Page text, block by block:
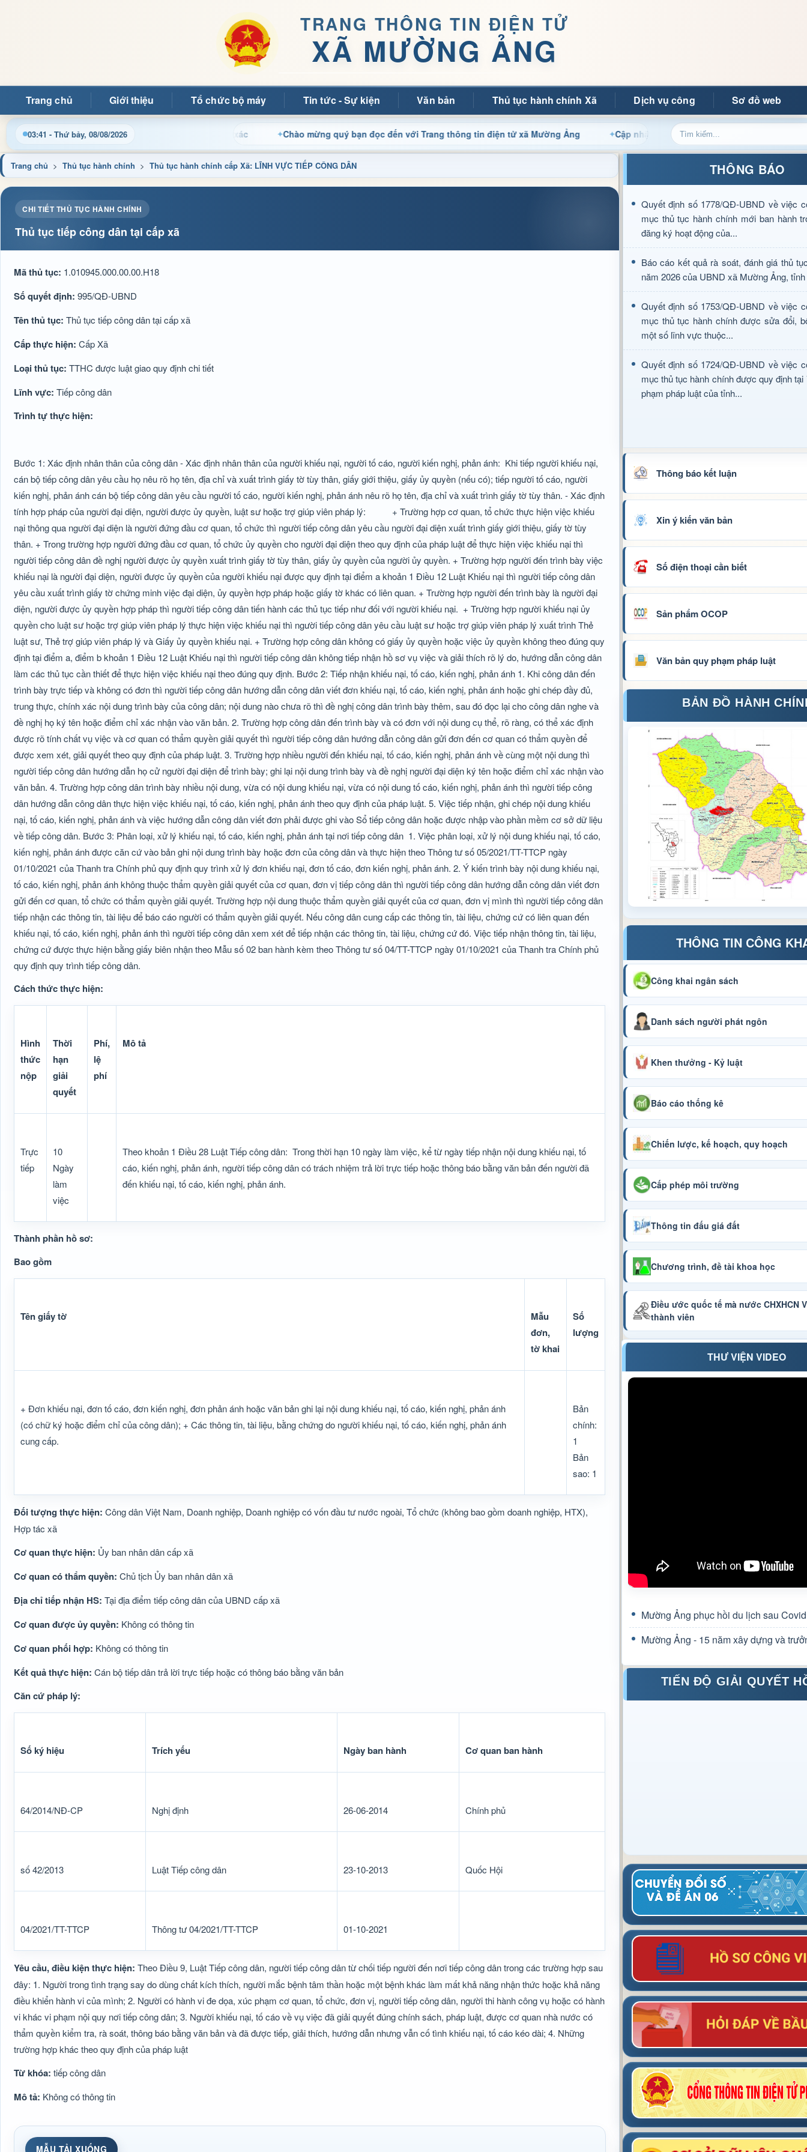
TRANG THÔNG TIN ĐIỆN TỬ
XÃ MƯỜNG ẢNG
Trang chủ Giới thiệu Tổ chức bộ máy Tin tức - Sự kiện Văn bản Thủ tục hành chính Xã Dịch vụ công Sơ đồ web
03:41 - Thứ bảy, 08/08/2026 Chào mừng quý bạn đọc đến với Trang thông tin điện tử xã Mường Ảng Cập nhật thông tin điều hành, thủ tục hành chính và
Trang chủ > Thủ tục hành chính > Thủ tục hành chính cấp Xã: LĨNH VỰC TIẾP CÔNG DÂN
CHI TIẾT THỦ TỤC HÀNH CHÍNH
Thủ tục tiếp công dân tại cấp xã
Mã thủ tục: 1.010945.000.00.00.H18
Số quyết định: 995/QĐ-UBND
Tên thủ tục: Thủ tục tiếp công dân tại cấp xã
Cấp thực hiện: Cấp Xã
Loại thủ tục: TTHC được luật giao quy định chi tiết
Lĩnh vực: Tiếp công dân
Trình tự thực hiện:
Bước 1: Xác định nhân thân của công dân - Xác định nhân thân của người khiếu nại, người tố cáo, người kiến nghị, phản ánh: Khi tiếp người khiếu nại,
cán bộ tiếp công dân yêu cầu họ nêu rõ họ tên, địa chỉ và xuất trình giấy tờ tùy thân, giấy giới thiệu, giấy ủy quyền (nếu có); tiếp người tố cáo, người
kiến nghị, phản ánh cán bộ tiếp công dân yêu cầu người tố cáo, người kiến nghị, phản ánh nêu rõ họ tên, địa chỉ và xuất trình giấy tờ tùy thân. - Xác định
tính hợp pháp của người đại diện, người được ủy quyền, luật sư hoặc trợ giúp viên pháp lý:
+ Trường hợp cơ quan, tổ chức thực hiện việc khiếu
nại thông qua người đại diện là người đứng đầu cơ quan, tổ chức thì người tiếp công dân yêu cầu người đại diện xuất trình giấy giới thiệu, giấy tờ tùy
thân. + Trong trường hợp người đứng đầu cơ quan, tổ chức ủy quyền cho người đại diện theo quy định của pháp luật để thực hiện việc khiếu nại thì
người tiếp công dân đề nghị người được ủy quyền xuất trình giấy tờ tùy thân, giấy ủy quyền của người ủy quyền. + Trường hợp người đến trình bày việc
khiếu nại là người đại diện, người được ủy quyền của người khiếu nại được quy định tại điểm a khoản 1 Điều 12 Luật Khiếu nại thì người tiếp công dân
yêu cầu xuất trình giấy tờ chứng minh việc đại diện, ủy quyền hợp pháp hoặc giấy tờ khác có liên quan. + Trường hợp người đến trình bày là người đại
diện, người được ủy quyền hợp pháp thì người tiếp công dân tiến hành các thủ tục tiếp như đối với người khiếu nại. + Trường hợp người khiếu nại ủy
quyền cho luật sư hoặc trợ giúp viên pháp lý thực hiện việc khiếu nại thì người tiếp công dân yêu cầu luật sư hoặc trợ giúp viên pháp lý xuất trình Thẻ
luật sư, Thẻ trợ giúp viên pháp lý và Giấy ủy quyền khiếu nại. + Trường hợp công dân không có giấy ủy quyền hoặc việc ủy quyền không theo đúng quy
định tại điểm a, điểm b khoản 1 Điều 12 Luật Khiếu nại thì người tiếp công dân không tiếp nhận hồ sơ vụ việc và giải thích rõ lý do, hướng dẫn công dân
làm các thủ tục cần thiết để thực hiện việc khiếu nại theo đúng quy định. Bước 2: Tiếp nhận khiếu nại, tố cáo, kiến nghị, phản ánh 1. Khi công dân đến
trình bày trực tiếp và không có đơn thì người tiếp công dân hướng dẫn công dân viết đơn khiếu nại, tố cáo, kiến nghị, phản ánh hoặc ghi chép đầy đủ,
trung thực, chính xác nội dung trình bày của công dân; nội dung nào chưa rõ thì đề nghị công dân trình bày thêm, sau đó đọc lại cho công dân nghe và
đề nghị họ ký tên hoặc điểm chỉ xác nhận vào văn bản. 2. Trường hợp công dân đến trình bày và có đơn với nội dung cụ thể, rõ ràng, có thể xác định
được rõ tính chất vụ việc và cơ quan có thẩm quyền giải quyết thì người tiếp công dân hướng dẫn công dân gửi đơn đến cơ quan có thẩm quyền để
được xem xét, giải quyết theo quy định của pháp luật. 3. Trường hợp nhiều người đến khiếu nại, tố cáo, kiến nghị, phản ánh về cùng một nội dung thì
người tiếp công dân hướng dẫn họ cử người đại diện để trình bày; ghi lại nội dung trình bày và đề nghị người đại diện ký tên hoặc điểm chỉ xác nhận vào
văn bản. 4. Trường hợp công dân trình bày nhiều nội dung, vừa có nội dung khiếu nại, vừa có nội dung tố cáo, kiến nghị, phản ánh thì người tiếp công
dân hướng dẫn công dân thực hiện việc khiếu nại, tố cáo, kiến nghị, phản ánh theo quy định của pháp luật. 5. Việc tiếp nhận, ghi chép nội dung khiếu
nại, tố cáo, kiến nghị, phản ánh và việc hướng dẫn công dân viết đơn phải được ghi vào Sổ tiếp công dân hoặc được nhập vào phần mềm cơ sở dữ liệu
về tiếp công dân. Bước 3: Phân loại, xử lý khiếu nại, tố cáo, kiến nghị, phản ánh tại nơi tiếp công dân 1. Việc phân loại, xử lý nội dung khiếu nại, tố cáo,
kiến nghị, phản ánh được căn cứ vào bản ghi nội dung trình bày hoặc đơn của công dân và thực hiện theo Thông tư số 05/2021/TT-TTCP ngày
01/10/2021 của Thanh tra Chính phủ quy định quy trình xử lý đơn khiếu nại, đơn tố cáo, đơn kiến nghị, phản ánh. 2. Ý kiến trình bày nội dung khiếu nại,
tố cáo, kiến nghị, phản ánh không thuộc thẩm quyền giải quyết của cơ quan, đơn vị tiếp công dân thì người tiếp công dân hướng dẫn công dân viết đơn
gửi đến cơ quan, tổ chức có thẩm quyền giải quyết. Trường hợp nội dung thuộc thẩm quyền giải quyết của cơ quan, đơn vị mình thì người tiếp công dân
tiếp nhận các thông tin, tài liệu để báo cáo người có thẩm quyền giải quyết. Nếu công dân cung cấp các thông tin, tài liệu, chứng cứ có liên quan đến
khiếu nại, tố cáo, kiến nghị, phản ánh thì người tiếp công dân xem xét để tiếp nhận các thông tin, tài liệu, chứng cứ đó. Việc tiếp nhận thông tin, tài liệu,
chứng cứ được thực hiện bằng giấy biên nhận theo Mẫu số 02 ban hành kèm theo Thông tư số 04/TT-TTCP ngày 01/10/2021 của Thanh tra Chính phủ
quy định quy trình tiếp công dân.
Cách thức thực hiện:
Hình
thức
nộp
Thời
hạn
giải
quyết
Phí,
lệ
phí
Mô tả
Trực
tiếp
10
Ngày
làm
việc
Theo khoản 1 Điều 28 Luật Tiếp công dân: Trong thời hạn 10 ngày làm việc, kể từ ngày tiếp nhận nội dung khiếu nại, tố
cáo, kiến nghị, phản ánh, người tiếp công dân có trách nhiệm trả lời trực tiếp hoặc thông báo bằng văn bản đến người đã
đến khiếu nại, tố cáo, kiến nghị, phản ánh.
Thành phần hồ sơ:
Bao gồm
Tên giấy tờ
Mẫu
đơn,
tờ khai
Số
lượng
+ Đơn khiếu nại, đơn tố cáo, đơn kiến nghị, đơn phản ánh hoặc văn bản ghi lại nội dung khiếu nại, tố cáo, kiến nghị, phản ánh
(có chữ ký hoặc điểm chỉ của công dân); + Các thông tin, tài liệu, bằng chứng do người khiếu nại, tố cáo, kiến nghị, phản ánh
cung cấp.
Bản
chính:
1
Bản
sao: 1
Đối tượng thực hiện: Công dân Việt Nam, Doanh nghiệp, Doanh nghiệp có vốn đầu tư nước ngoài, Tổ chức (không bao gồm doanh nghiệp, HTX),
Hợp tác xã
Cơ quan thực hiện: Ủy ban nhân dân cấp xã
Cơ quan có thẩm quyền: Chủ tịch Ủy ban nhân dân xã
Địa chỉ tiếp nhận HS: Tại địa điểm tiếp công dân của UBND cấp xã
Cơ quan được ủy quyền: Không có thông tin
Cơ quan phối hợp: Không có thông tin
Kết quả thực hiện: Cán bộ tiếp dân trả lời trực tiếp hoặc có thông báo bằng văn bản
Căn cứ pháp lý:
Số ký hiệu Trích yếu Ngày ban hành Cơ quan ban hành
64/2014/NĐ-CP Nghị định 26-06-2014 Chính phủ
số 42/2013 Luật Tiếp công dân 23-10-2013 Quốc Hội
04/2021/TT-TTCP Thông tư 04/2021/TT-TTCP 01-10-2021
Yêu cầu, điều kiện thực hiện: Theo Điều 9, Luật Tiếp công dân, người tiếp công dân từ chối tiếp người đến nơi tiếp công dân trong các trường hợp sau
đây: 1. Người trong tình trạng say do dùng chất kích thích, người mắc bệnh tâm thần hoặc một bệnh khác làm mất khả năng nhận thức hoặc khả năng
điều khiển hành vi của mình; 2. Người có hành vi đe dọa, xúc phạm cơ quan, tổ chức, đơn vị, người tiếp công dân, người thi hành công vụ hoặc có hành
vi khác vi phạm nội quy nơi tiếp công dân; 3. Người khiếu nại, tố cáo về vụ việc đã giải quyết đúng chính sách, pháp luật, được cơ quan nhà nước có
thẩm quyền kiểm tra, rà soát, thông báo bằng văn bản và đã được tiếp, giải thích, hướng dẫn nhưng vẫn cố tình khiếu nại, tố cáo kéo dài; 4. Những
trường hợp khác theo quy định của pháp luật
Từ khóa: tiếp công dân
Mô tả: Không có thông tin
MẪU TẢI XUỐNG
THÔNG BÁO
Quyết định số 1778/QĐ-UBND về việc
mục thủ tục hành chính mới ban hành
đăng ký hoạt động của...
Báo cáo kết quả rà soát, đánh giá thủ
năm 2026 của UBND xã Mường Ảng,
Quyết định số 1753/QĐ-UBND về việc
mục thủ tục hành chính được sửa đổi,
một số lĩnh vực thuộc...
Quyết định số 1724/QĐ-UBND về việc
mục thủ tục hành chính được quy định tại
phạm pháp luật của tỉnh...
Thông báo kết luận
Xin ý kiến văn bản
Số điện thoại cần biết
Sản phẩm OCOP
Văn bản quy phạm pháp luật
BẢN ĐỒ HÀNH
THÔNG TIN CÔNG
Công khai ngân sách
Danh sách người phát ngôn
Khen thưởng - Kỷ luật
Báo cáo thống kê
Chiến lược, kế hoạch, quy hoạch
Cấp phép môi trường
Thông tin đấu giá đất
Chương trình, đề tài khoa học
Điều ước quốc tế mà nước CHXHCN
thành viên
THƯ VIỆN VIDEO
Mường Ảng phục hồi du lịch sau
Mường Ảng - 15 năm xây dựng và
TIẾN ĐỘ GIẢI QUYẾT